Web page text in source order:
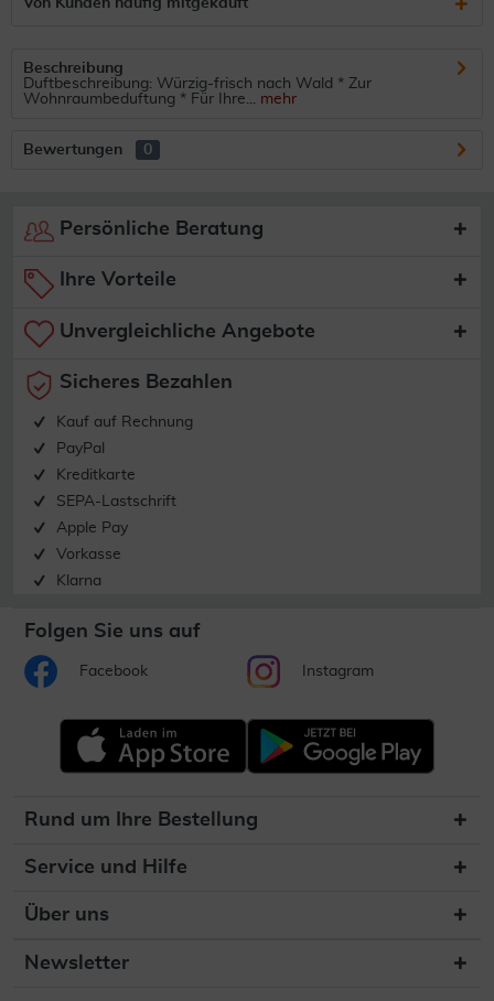
Von Kunden häufig mitgekauft
Beschreibung
Duftbeschreibung: Würzig-frisch nach Wald * Zur
Wohnraumbeduftung * Für Ihre... mehr
Bewertungen 0
Persönliche Beratung
Ihre Vorteile
Unvergleichliche Angebote
Sicheres Bezahlen
Kauf auf Rechnung
PayPal
Kreditkarte
SEPA-Lastschrift
Apple Pay
Vorkasse
Klarna
Folgen Sie uns auf
Facebook Instagram
Rund um Ihre Bestellung
Service und Hilfe
Über uns
Newsletter